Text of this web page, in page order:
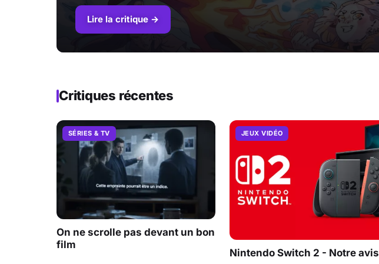
Lire la critique →
Critiques récentes
SÉRIES & TV
On ne scrolle pas devant un bon
film
JEUX VIDÉO
Nintendo Switch 2 - Notre avis